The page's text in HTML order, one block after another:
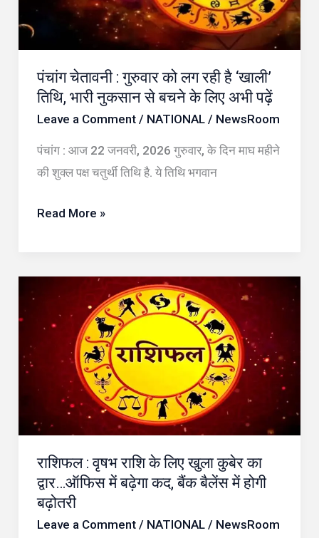
पंचांग चेतावनी : गुरुवार को लग रही है ‘खाली’
तिथि, भारी नुकसान से बचने के लिए अभी पढ़ें
Leave a Comment / NATIONAL/ NewsRoom
पंचांग : आज 22 जनवरी, 2026 गुरुवार, के दिन माघ महीने
की शुक्ल पक्ष चतुर्थी तिथि है. ये तिथि भगवान
लग
‘खाली’
तिथि,
भारी
नुकसान
से
के
पढ़ें
Read More »
राशिफल : वृषभ राशि के लिए खुला कुबेर का
द्वार…ऑफिस में बढ़ेगा कद, बैंक बैलेंस में होगी
बढ़ोतरी
Leave a Comment / NATIONAL/ NewsRoom
वृषभ
खुला
का
द्वार…
ऑफिस
में